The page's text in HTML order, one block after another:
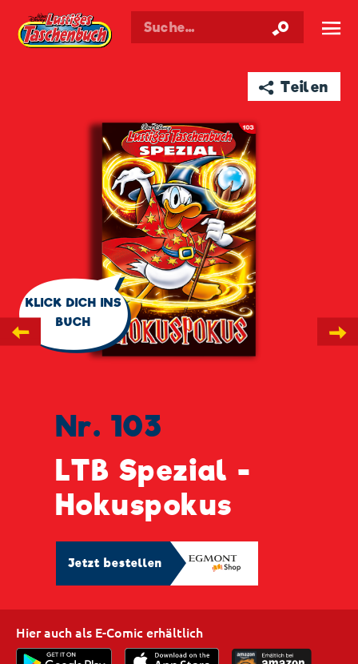
Walt Disneys Taschenbuch ☰
➦ Teilen
←🗨
KLICK DICH INS
BUCH
Nr. 103
LTB Spezial -
Hokuspokus
Jetzt bestellen
→
Hier auch als E-Comic erhältlich